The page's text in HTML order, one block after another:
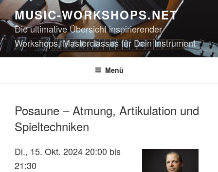
Zum
Inhalt
springen
MUSIC-WORKSHOPS.NET
Die ultimative Übersicht inspirierender
Workshops, Masterclasses für Dein Instrument
Menü
Posaune – Atmung, Artikulation und
Spieltechniken
Di., 15. Okt. 2024 20:00 bis
21:30